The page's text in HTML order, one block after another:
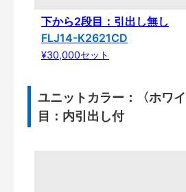
下から2段目：引出し無し
FLJ14-K2621CD
¥30,000セット
ユニットカラー：〈ホワ
目：内引出し付